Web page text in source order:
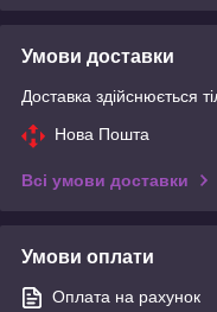
Умови доставки
Доставка здійснюється
Нова Пошта
Всі умови доставки
Умови оплати
Оплата на рахунок